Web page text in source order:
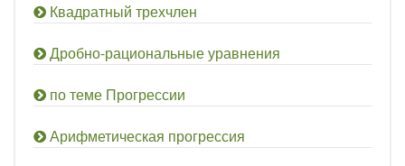
Квадратный трехчлен
Дробно-рациональные уравнения
по теме Прогрессии
Арифметическая прогрессия